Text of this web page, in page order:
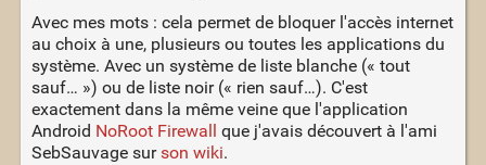
Avec mes mots : cela permet de bloquer l'accès internet
au choix à une, plusieurs ou toutes les applications du
système. Avec un système de liste blanche (« tout
sauf… ») ou de liste noir (« rien sauf…). C'est
exactement dans la même veine que l'application
Android NoRoot Firewall
que j'avais découvert à l'ami
SebSauvage surson wiki.